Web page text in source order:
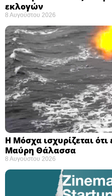
εκλογών ​
8 Αυγούστου 2026
Η Μόσχα ισχυρίζεται
Μαύρη Θάλασσα ​
8 Αυγούστου 2026